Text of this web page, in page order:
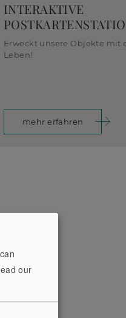
INTERAKTIVE
Erweckt unsere Objekte mit
Leben!
mehr erfahren
our